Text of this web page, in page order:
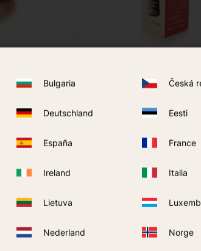
Bulgaria Česká
Deutschland Eesti
España France
Ireland Italia
Lietuva
Nederland Norge